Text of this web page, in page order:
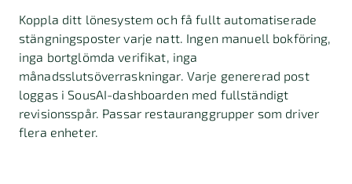
Koppla ditt lönesystem och få fullt automatiserade
stängningsposter varje natt. Ingen manuell bokföring,
inga bortglömda verifikat, inga
månadsslutsöverraskningar. Varje genererad post
loggas i SousAI-dashboarden med fullständigt
revisionsspår. Passar restauranggrupper som driver
flera enheter.